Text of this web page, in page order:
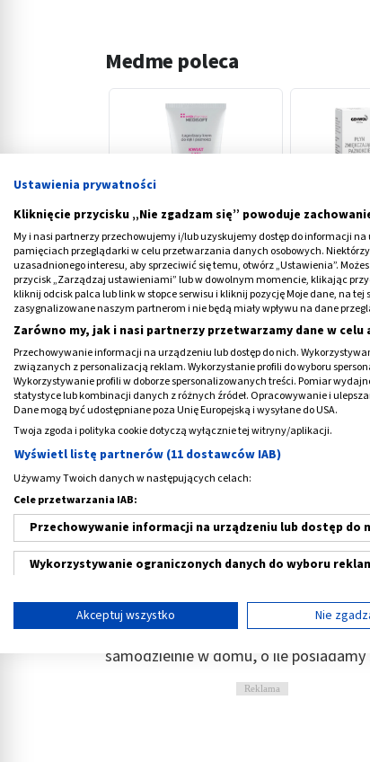
Medme poleca
Anida, krem do rąk i
paznokci, ekstrakt z lnu,
100 ml
6,89 PLN
Gehwol
15 ml
33,09
‹
Zestaw do hybryd
Zestaw do hybryd– pod tą nazwą
manicure hybrydowego
. Paznokcie
zdobienia paznokci przekonuje się
Jak wyglądają paznokcie po
taki sam jak po tradycyjnym
hybrydowe są utwardzane światłem
znacznie dłużej niż tradycyjne.
samodzielnie w domu, o ile
Reklama
Ustawienia prywatności
Kliknięcie przycisku „Nie zgadzam się” powoduje
My i nasi partnerzy przechowujemy i/lub uzyskujemy dostęp do informacji
pamięciach przeglądarki w celu przetwarzania danych osobowych.
uzasadnionego interesu, aby sprzeciwić się temu, otwórz „Ustawienia”.
przycisk „Zarządzaj ustawieniami” lub w dowolnym momencie, klikając
kliknij odcisk palca lub link w stopce serwisu i kliknij pozycję Moje dane, na
zasygnalizowane naszym partnerom i nie będą miały wpływu na dane
Zarówno my, jak i nasi partnerzy przetwarzamy dane w
Przechowywanie informacji na urządzeniu lub dostęp do nich.
związanych z personalizacją reklam. Wykorzystanie profili do wyboru
Wykorzystywanie profili w doborze spersonalizowanych treści. Pomiar
statystyce lub kombinacji danych z różnych źródeł. Opracowywanie i
Dane mogą być udostępniane poza Unię Europejską i wysyłane do USA.
Twoja zgoda i polityka cookie dotyczą wyłącznie tej witryny/aplikacji.
Wyświetl listę partnerów (11 dostawców IAB)
Używamy Twoich danych w następujących celach:
Cele przetwarzania IAB:
Przechowywanie informacji na urządzeniu lub dostęp do
Wykorzystywanie ograniczonych danych do wyboru
Tworzenie profili w celu spersonalizowanych reklam
Akceptuj wszystko Nie